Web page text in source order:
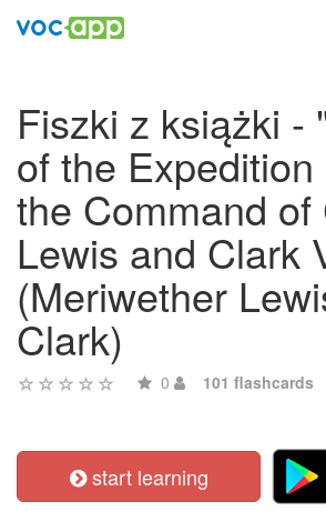
Fiszki z książki -
of the
the Command of
Lewis and Clark
(Meriwether
Clark)
0 101 flashcards
start learning